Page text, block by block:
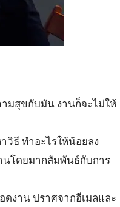
มสุขกับมัน งานก็จะไม่ให้
วิธี ทำอะไรให้น้อยลง
นโดยมากสัมพันธ์กับการ
งาน ปราศจากอีเมลและ